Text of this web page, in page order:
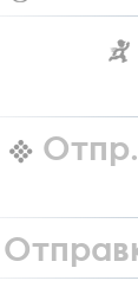
Отпр.